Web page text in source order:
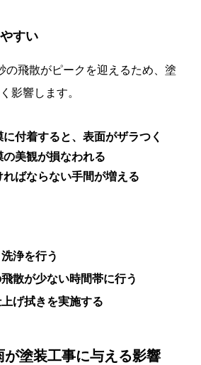
すい
の飛散がピークを迎えるため、塗
影響します。
付着すると、表面がザラつく
美観が損なわれる
ばならない手間が増える
浄を行う
散が少ない時間帯に行う
げ拭きを実施する
が塗装工事に与える影響